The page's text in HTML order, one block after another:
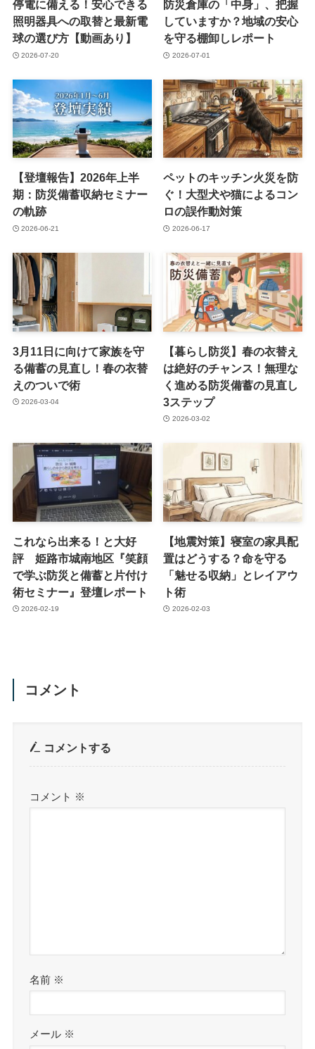
停電に備える！安心できる
照明器具への取替と最新電
球の選び方【動画あり】
2026-07-20
防災倉庫の「中身」、把握
していますか？地域の安心
を守る棚卸しレポート
2026-07-01
【登壇報告】2026年上半
期：防災備蓄収納セミナー
の軌跡
2026-06-21
ペットのキッチン火災を防
ぐ！大型犬や猫によるコン
ロの誤作動対策
2026-06-17
3月11日に向けて家族を守
る備蓄の見直し！春の衣替
えのついで術
2026-03-04
【暮らし防災】春の衣替え
は絶好のチャンス！無理な
く進める防災備蓄の見直し
3ステップ
2026-03-02
これなら出来る！と大好
評 姫路市城南地区『笑顔
で学ぶ防災と備蓄と片付け
術セミナー』登壇レポート
2026-02-19
【地震対策】寝室の家具配
置はどうする？命を守る
「魅せる収納」とレイアウ
ト術
2026-02-03
コメント
コメントする
コメント ※
名前 ※
メール ※